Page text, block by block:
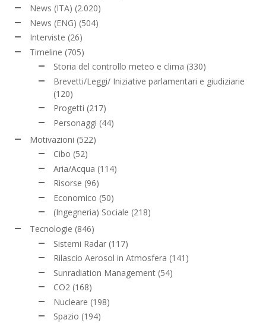
News (ITA) (2.020)
News (ENG) (504)
Interviste (26)
Timeline (705)
Storia del controllo meteo e clima (330)
Brevetti/Leggi/ Iniziative parlamentari e giudiziarie
(120)
Progetti (217)
Personaggi (44)
Motivazioni (522)
Cibo (52)
Aria/Acqua (114)
Risorse (96)
Economico (50)
(Ingegneria) Sociale (218)
Tecnologie (846)
Sistemi Radar (117)
Rilascio Aerosol in Atmosfera (141)
Sunradiation Management (54)
CO2 (168)
Nucleare (198)
Spazio (194)